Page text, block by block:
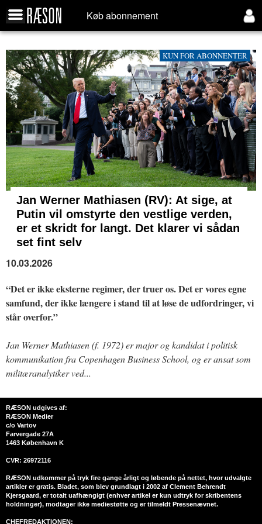
Køb abonnement
KUN FOR ABONNENTER
Jan Werner Mathiasen (RV): At sige, at
Putin vil omstyrte den vestlige verden,
er et skridt for langt. Det klarer vi sådan
set fint selv
10.03.2026
“Det er ikke eksterne regimer, der truer os. Det er vores egne
samfund, der ikke længere i stand til at løse de udfordringer, vi
står overfor.”
Jan Werner Mathiasen (f. 1972) er major og kandidat i politisk
kommunikation fra Copenhagen Business School, og er ansat som
militæranalytiker ved...
RÆSON udgives af:
RÆSON Medier
c/o Vartov
Farvergade 27A
1463 København K
CVR: 26972116
RÆSON udkommer på tryk fire gange årligt og løbende på nettet, hvor udvalgte
artikler er gratis. Bladet, som blev grundlagt i 2002 af Clement Behrendt
Kjersgaard, er totalt uafhængigt (enhver artikel er kun udtryk for skribentens
holdninger), modtager ikke mediestøtte og er tilmeldt Pressenævnet.
CHEFREDAKTIONEN: